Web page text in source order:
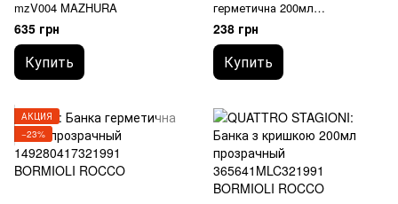
mzV004 MAZHURA
635 грн
Купить
герметична 200мл
141360F01321990 BORMIOLI
ROCCO
238 грн
Купить
АКЦИЯ
−23%